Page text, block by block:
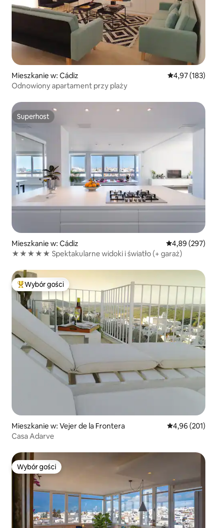
Mieszkanie w: Cádiz Średnia
4,97 (183)
Odnowiony apartament przy plaży
Superhost
Superhost
Mieszkanie w: Cádiz Średnia
4,89 (297)
★★★★★ Spektakularne widoki i światło (+ garaż)
Najpopularniejsze z kategorii Wybór gości
Wybór gości
Mieszkanie w: Vejer de la Frontera Średnia
4,96 (201)
Casa Adarve
Wybór gości
Wybór gości